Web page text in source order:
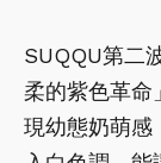
SUQQU第二
柔的紫色革命
現幼態奶萌感